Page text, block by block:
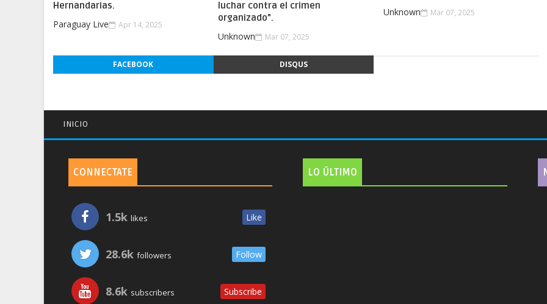
Hernandarias.
Paraguay Live Apr 14, 2025
luchar contra el crimen
organizado”.
Unknown Mar 07, 2025
Unknown Mar 07, 2025
FACEBOOK DISQUS
INICIO
CONNECTATE
1.5k likes Like
28.6k followers Follow
8.6k subscribers Subscribe
LO ÚLTIMO